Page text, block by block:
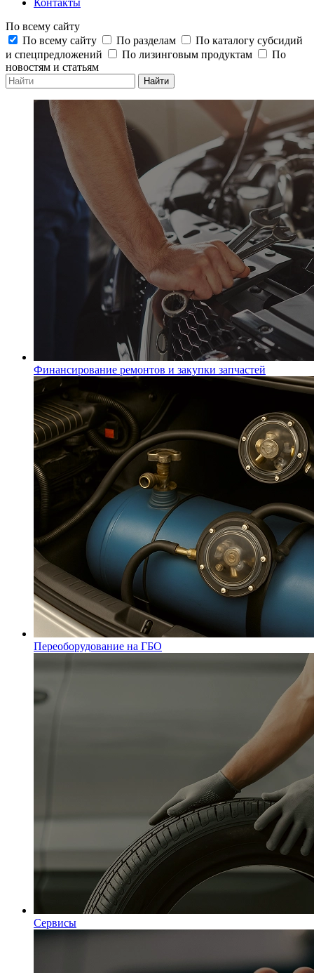
Контакты
По всему сайту
По всему сайту
По разделам
По каталогу субсидий
и спецпредложений
По лизинговым продуктам
По
новостям и статьям
Найти
Финансирование ремонтов и закупки запчастей
Переоборудование на ГБО
Сервисы